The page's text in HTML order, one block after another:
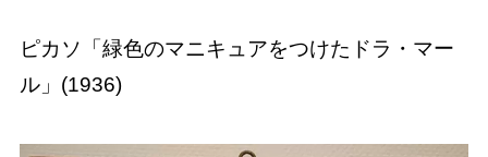
ピカソ「緑色のマニキュアをつけたドラ・マー
ル」(1936)